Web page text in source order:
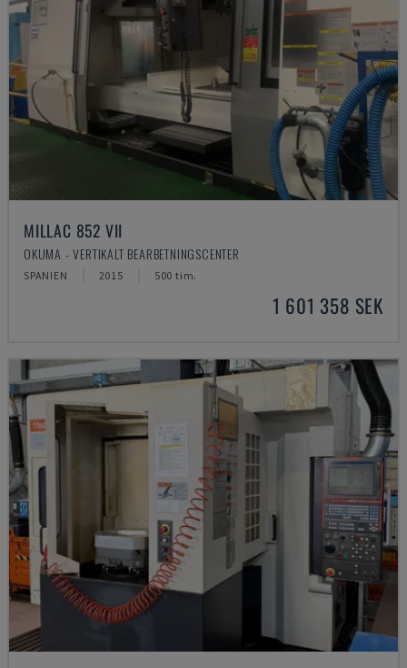
MILLAC 852 VII
OKUMA - VERTIKALT BEARBETNINGSCENTER
SPANIEN 2015 500 tim.
1 601 358 SEK